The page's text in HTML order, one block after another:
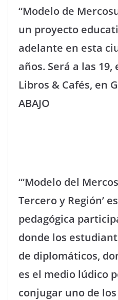
“Modelo de
un proyecto
adelante en esta
años. Será a las 19,
Libros & Cafés, en
ABAJO
“‘Modelo del
Tercero y Región’
pedagógica
donde los
de diplomáticos,
es el medio lúdico
conjugar uno de